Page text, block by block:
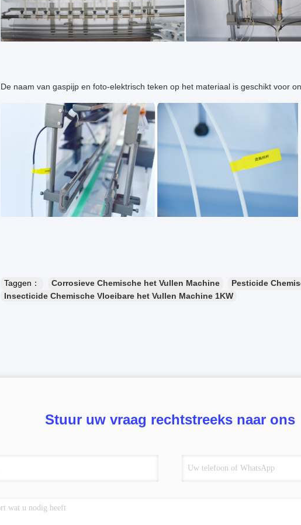
De naam van gaspijp en foto-elektrisch teken op het materiaal is geschikt voor
Taggen： Corrosieve Chemische het Vullen Machine
Pesticide
Insecticide Chemische Vloeibare het Vullen Machine 1KW
Stuur uw vraag rechtstreeks naar ons